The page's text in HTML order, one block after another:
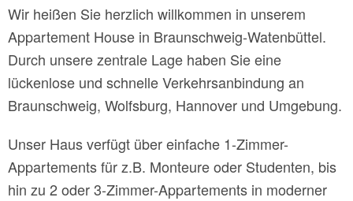
Wir heißen Sie herzlich willkommen in unserem
Appartement House in Braunschweig-Watenbüttel.
Durch unsere zentrale Lage haben Sie eine
lückenlose und schnelle Verkehrsanbindung an
Braunschweig, Wolfsburg, Hannover und Umgebung.
Unser Haus verfügt über einfache 1-Zimmer-
Appartements für z.B. Monteure oder Studenten, bis
hin zu 2 oder 3-Zimmer-Appartements in moderner